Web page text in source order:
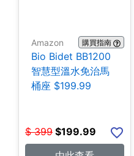
Amazon 購買指南
Bio Bidet BB1200
智慧型溫水免治馬
桶座 $199.99
$ 399 $199.99